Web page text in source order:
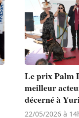
Le prix Palm
meilleur
décerné à
touchante
22/05/2026 à